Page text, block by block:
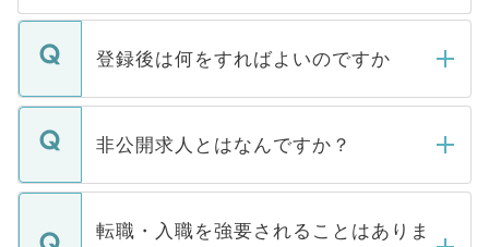
登録後は何をすればよいのですか
ご登録いただきましたら、弊社担当者がご
登録内容を確認し、その後メールもしくは
ます。通常、5営業日以内にはご連絡をせて
いただきますので、しばらくお待ちくださ
非公開求人とはなんですか？
マイナビDOCTORで取り扱っている求人の
うち約3割は、Webサイトからご覧いただ
転職・入職を強要されることはありま